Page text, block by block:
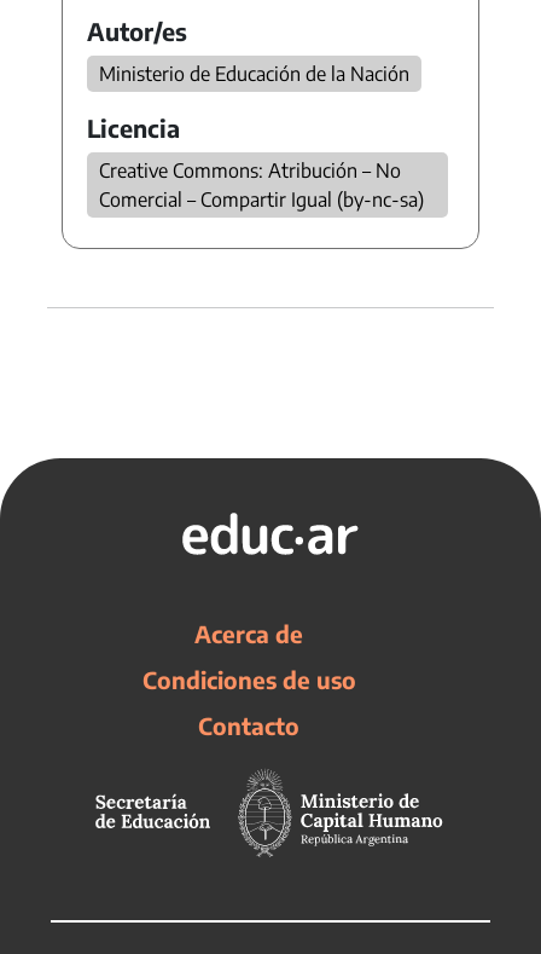
Autor/es
Ministerio de Educación de la Nación
Licencia
Creative Commons: Atribución – No
Comercial – Compartir Igual (by-nc-sa)
Acerca de
Condiciones de uso
Contacto